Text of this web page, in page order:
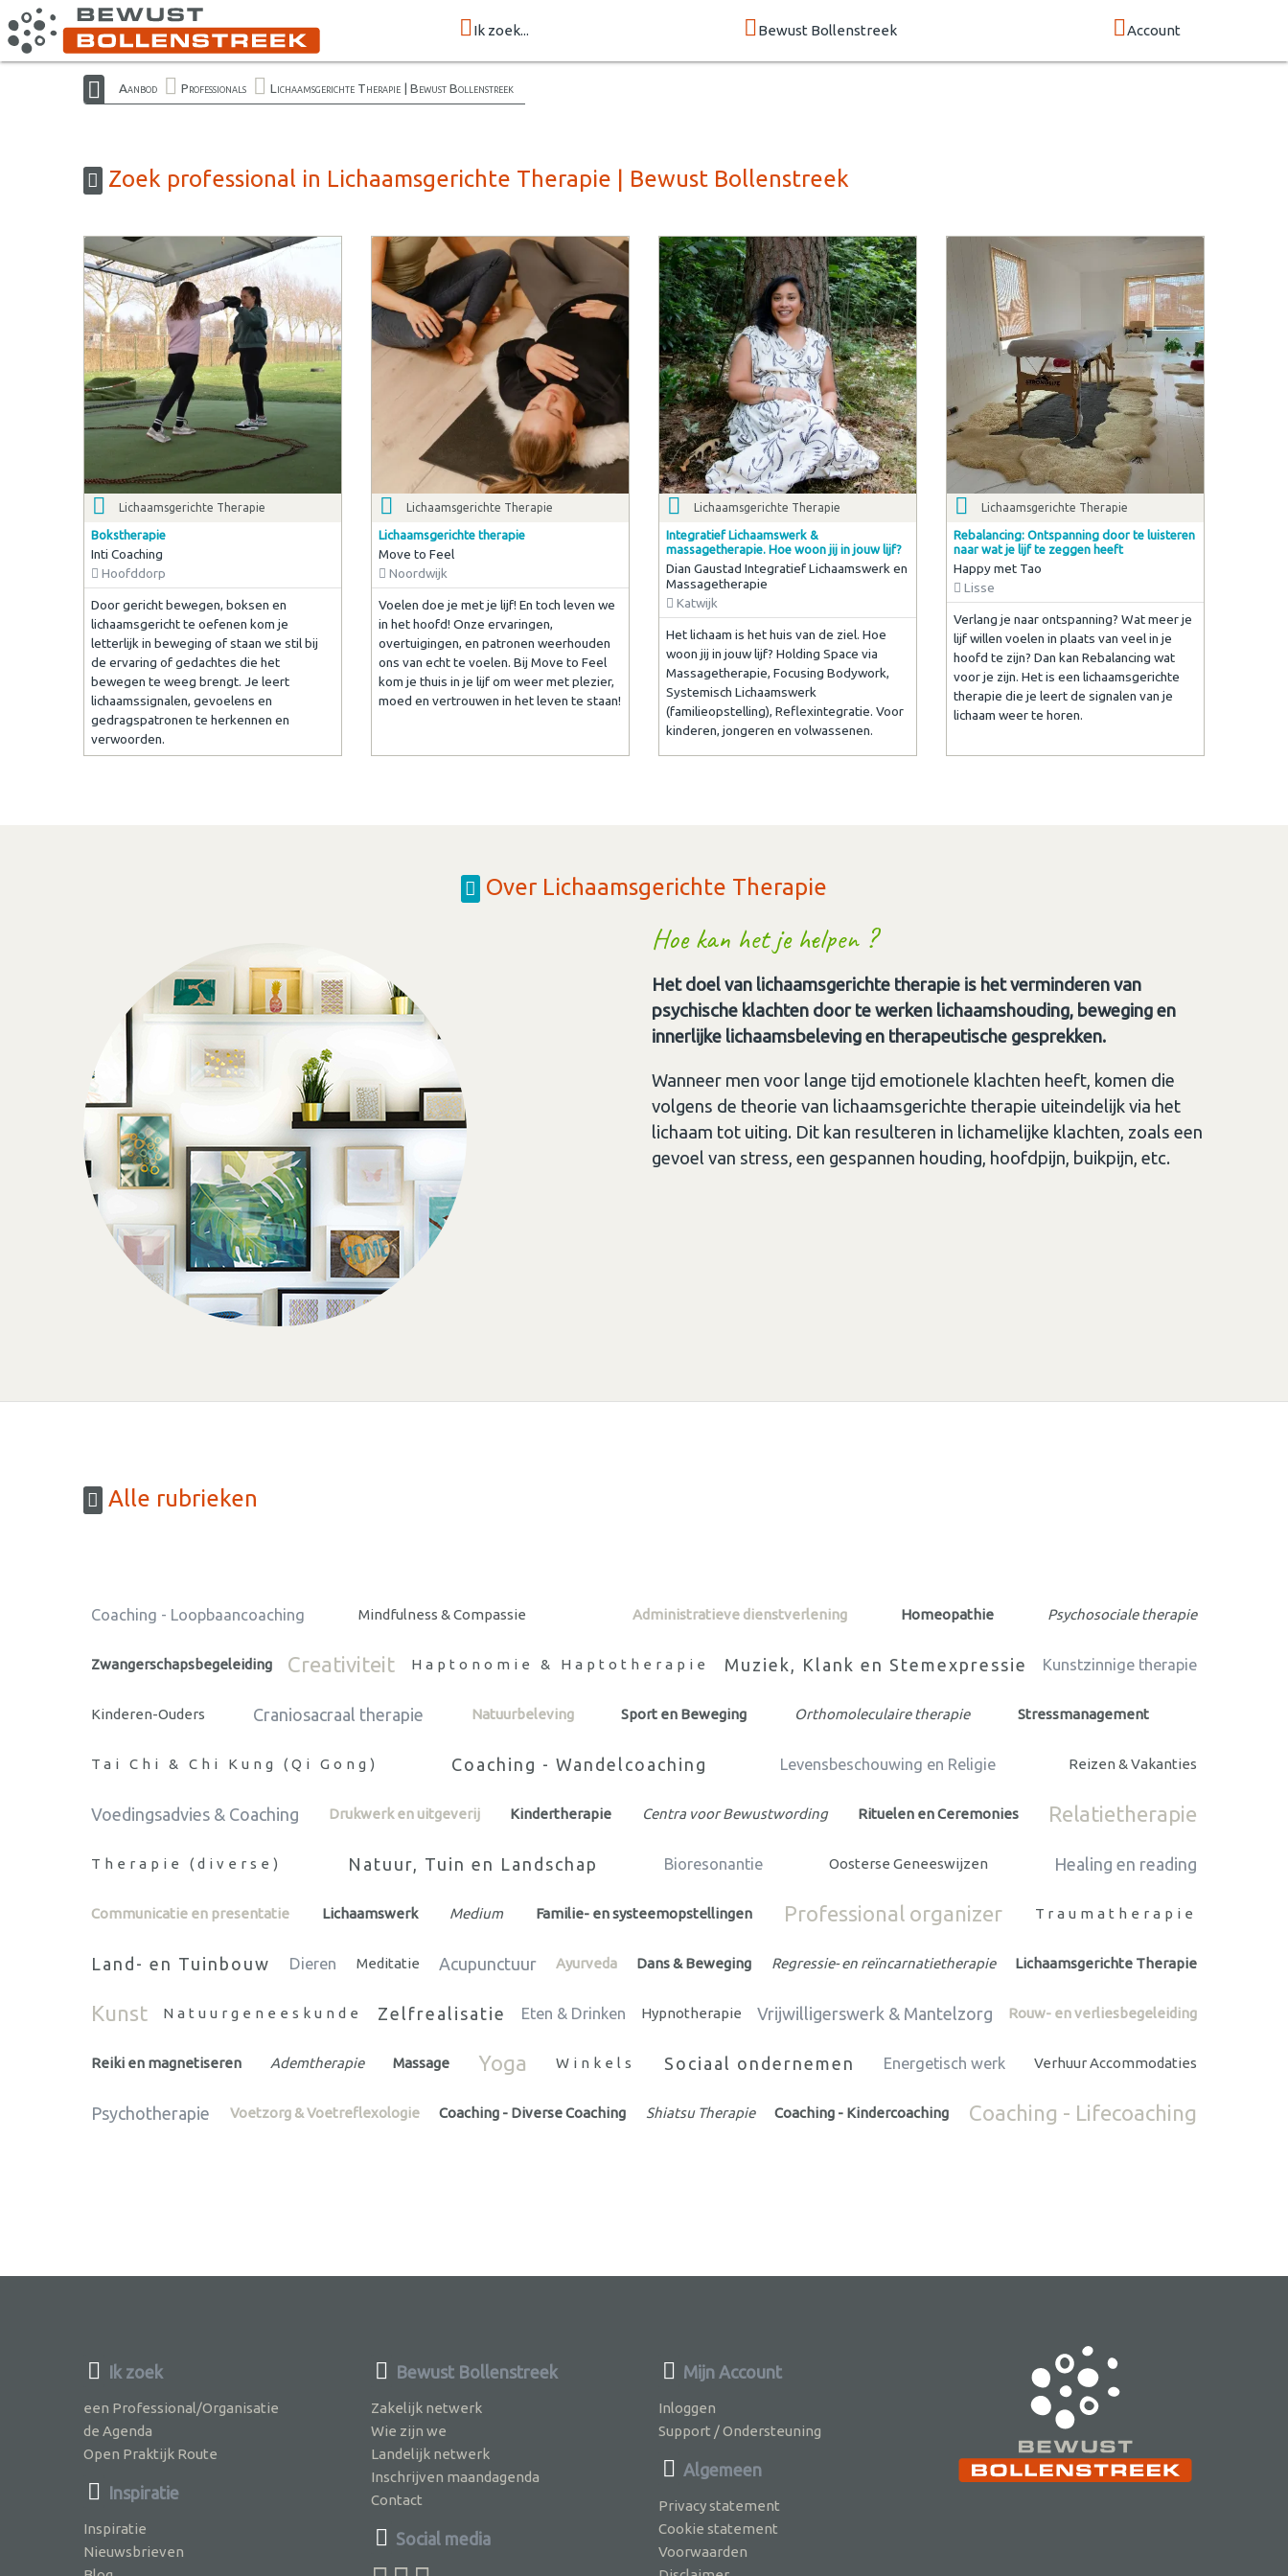
Ik zoek... Bewust Bollenstreek Account
Aanbod Professionals Lichaamsgerichte Therapie | Bewust Bollenstreek
Zoek professional in Lichaamsgerichte Therapie | Bewust Bollenstreek
Lichaamsgerichte Therapie
Bokstherapie
Inti Coaching
Hoofddorp
Door gericht bewegen, boksen en
lichaamsgericht te oefenen kom je
letterlijk in beweging of staan we stil bij
de ervaring of gedachtes die het
bewegen te weeg brengt. Je leert
lichaamssignalen, gevoelens en
gedragspatronen te herkennen en
verwoorden.
Lichaamsgerichte Therapie
Lichaamsgerichte therapie
Move to Feel
Noordwijk
Voelen doe je met je lijf! En toch leven we
in het hoofd! Onze ervaringen,
overtuigingen, en patronen weerhouden
ons van echt te voelen. Bij Move to Feel
kom je thuis in je lijf om weer met plezier,
moed en vertrouwen in het leven te staan!
Lichaamsgerichte Therapie
Integratief Lichaamswerk &
massagetherapie. Hoe woon jij in jouw lijf?
Dian Gaustad Integratief Lichaamswerk en
Massagetherapie
Katwijk
Het lichaam is het huis van de ziel. Hoe
woon jij in jouw lijf? Holding Space via
Massagetherapie, Focusing Bodywork,
Systemisch Lichaamswerk
(familieopstelling), Reflexintegratie. Voor
kinderen, jongeren en volwassenen.
Lichaamsgerichte Therapie
Rebalancing: Ontspanning door te luisteren
naar wat je lijf te zeggen heeft
Happy met Tao
Lisse
Verlang je naar ontspanning? Wat meer je
lijf willen voelen in plaats van veel in je
hoofd te zijn? Dan kan Rebalancing wat
voor je zijn. Het is een lichaamsgerichte
therapie die je leert de signalen van je
lichaam weer te horen.
Over Lichaamsgerichte Therapie
Hoe kan het je helpen ?
Het doel van lichaamsgerichte therapie is het verminderen van
psychische klachten door te werken lichaamshouding, beweging en
innerlijke lichaamsbeleving en therapeutische gesprekken.
Wanneer men voor lange tijd emotionele klachten heeft, komen die
volgens de theorie van lichaamsgerichte therapie uiteindelijk via het
lichaam tot uiting. Dit kan resulteren in lichamelijke klachten, zoals een
gevoel van stress, een gespannen houding, hoofdpijn, buikpijn, etc.
Alle rubrieken
Coaching - Loopbaancoaching Mindfulness & Compassie Administratieve dienstverlening Homeopathie Psychosociale therapie
Zwangerschapsbegeleiding Creativiteit Haptonomie & Haptotherapie Muziek, Klank en Stemexpressie Kunstzinnige therapie
Kinderen-Ouders Craniosacraal therapie Natuurbeleving Sport en Beweging Orthomoleculaire therapie Stressmanagement
Tai Chi & Chi Kung (Qi Gong) Coaching - Wandelcoaching Levensbeschouwing en Religie Reizen & Vakanties
Voedingsadvies & Coaching Drukwerk en uitgeverij Kindertherapie Centra voor Bewustwording Rituelen en Ceremonies Relatietherapie
Therapie (diverse) Natuur, Tuin en Landschap Bioresonantie Oosterse Geneeswijzen Healing en reading
Communicatie en presentatie Lichaamswerk Medium Familie- en systeemopstellingen Professional organizer Traumatherapie
Land- en Tuinbouw Dieren Meditatie Acupunctuur Ayurveda Dans & Beweging Regressie- en reïncarnatietherapie Lichaamsgerichte Therapie
Kunst Natuurgeneeskunde Zelfrealisatie Eten & Drinken Hypnotherapie Vrijwilligerswerk & Mantelzorg Rouw- en verliesbegeleiding
Reiki en magnetiseren Ademtherapie Massage Yoga Winkels Sociaal ondernemen Energetisch werk Verhuur Accommodaties
Psychotherapie Voetzorg & Voetreflexologie Coaching - Diverse Coaching Shiatsu Therapie Coaching - Kindercoaching Coaching - Lifecoaching
Ik zoek
een Professional/Organisatie
de Agenda
Open Praktijk Route
Inspiratie
Inspiratie
Nieuwsbrieven
Bewust Bollenstreek
Zakelijk netwerk
Wie zijn we
Landelijk netwerk
Inschrijven maandagenda
Contact
Social media
Mijn Account
Inloggen
Support / Ondersteuning
Algemeen
Privacy statement
Cookie statement
Voorwaarden